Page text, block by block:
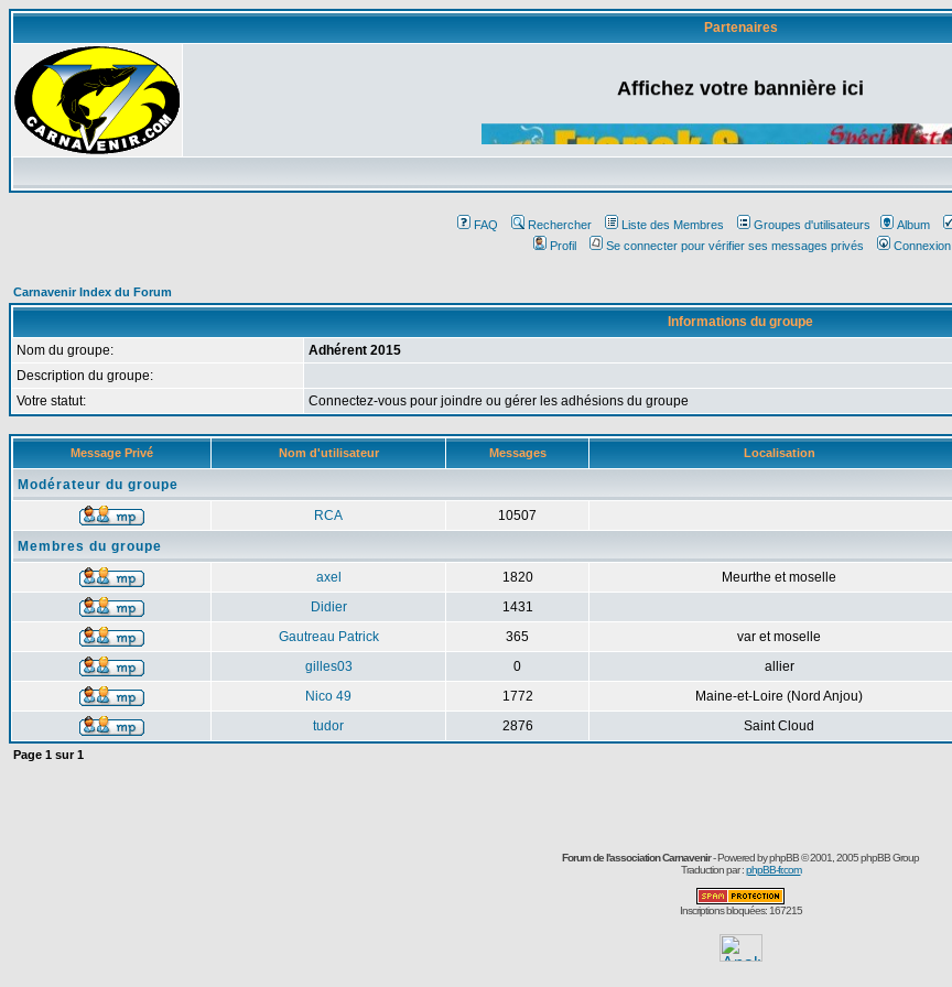
Partenaires
Affichez votre bannière ici
FAQ Rechercher Liste des Membres Groupes d'utilisateurs Album
Profil
Se connecter pour vérifier ses messages privés Connexion
Carnavenir Index du Forum
Informations du groupe
Nom du groupe:
Adhérent 2015
Description du groupe:
Votre statut:
Connectez-vous pour joindre ou gérer les adhésions du groupe
Message Privé Nom d'utilisateur Messages Localisation
Modérateur du groupe
RCA
10507
Membres du groupe
axel
1820
Meurthe et moselle
Didier
1431
Gautreau Patrick
365
var et moselle
gilles03
0
allier
Nico 49
1772
Maine-et-Loire (Nord Anjou)
tudor
2876 Saint Cloud
Page 1 sur1
Forum de l'association Carnavenir- Powered byphpBB© 2001, 2005 phpBB Group
Traduction par :phpBB-fr.com
Inscriptions bloquées: 167215